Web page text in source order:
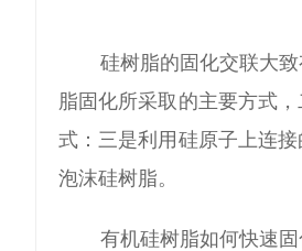
硅树脂的固化交联大
脂固化所采取的主要方式
式：三是利用硅原子上连
泡沫硅树脂。
有机硅树脂如何快速